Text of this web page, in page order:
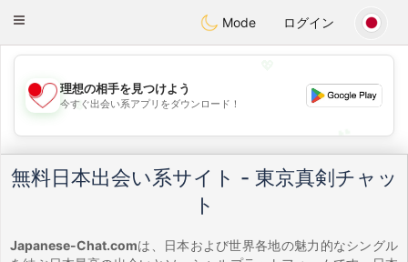
日本Chat
Toggle
Mode ログイン
💖
理想の相手を見つけよう
今すぐ出会い系アプリをダウンロード！
無料日本出会い系サイト - 東京真剣チャッ
ト
Japanese-Chat.comは、日本および世界各地の魅力的なシングル